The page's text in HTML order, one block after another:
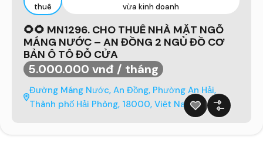
thuê
vừa kinh doanh
🌻🌻 MN1296. CHO THUÊ NHÀ MẶT NGÕ
MÁNG NƯỚC – AN ĐỒNG 2 NGỦ ĐỒ CƠ
BẢN Ô TÔ ĐỖ CỬA
5.000.000 vnđ / tháng
Đường Máng Nước, An Đồng, Phường An Hải,
Thành phố Hải Phòng, 18000, Việt Nam